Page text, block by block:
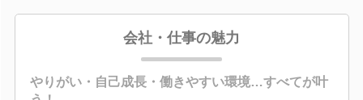
会社・仕事の魅力
やりがい・自己成長・働きやすい環境…すべてが叶